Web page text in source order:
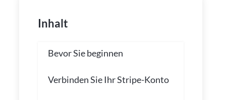
Inhalt
Bevor Sie beginnen
Verbinden Sie Ihr Stripe-Konto